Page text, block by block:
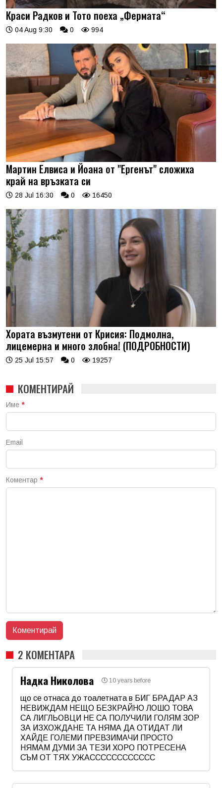
Краси Радков и Тото поеха „Фермата“
04 Aug 9:30 0 994
Мартин Елвиса и Йоана от "Ергенът" сложиха
край на връзката си
28 Jul 16:30 0 16450
Хората възмутени от Крисия: Подмолна,
лицемерна и много злобна! (ПОДРОБНОСТИ)
25 Jul 15:57 0 19257
КОМЕНТИРАЙ
Име *
Email
Коментар *
2 КОМЕНТАРА
Надка Николова
10 years before
що се отнаса до тоалетната в БИГ БРАДАР АЗ
НЕВИЖДАМ НЕЩО БЕЗКРАЙНО ЛОШО ТОВА
СА ЛИГЛЬОВЦИ НЕ СА ПОЛУЧИЛИ ГОЛЯМ ЗОР
ЗА ИЗХОЖДАНЕ ТА НЯМА ДА ОТИДАТ ЛИ
ХАЙДЕ ГОЛЕМИ ПРЕВЗИМАЧИ ПРОСТО
НЯМАМ ДУМИ ЗА ТЕЗИ ХОРО ПОТРЕСЕНА
СЪМ ОТ ТЯХ УЖАСССССССССССС